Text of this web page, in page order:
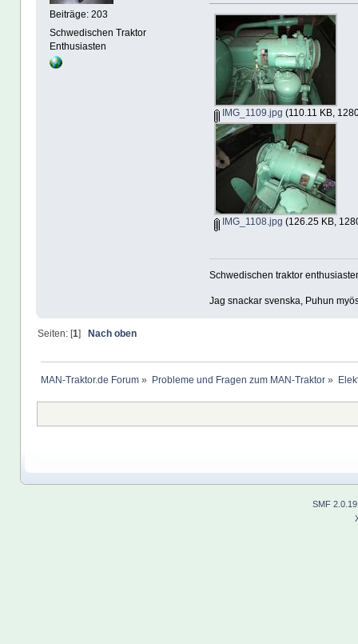
Beiträge: 203
Schwedischen Traktor
Enthusiasten
IMG_1109.jpg (110.11 KB,
IMG_1108.jpg (126.25 KB,
Schwedischen traktor
Jag snackar svenska, Puhun
Seiten: [1] Nach oben
MAN-Traktor.de Forum » Probleme und Fragen zum MAN-Traktor »
SMF 2.0.19